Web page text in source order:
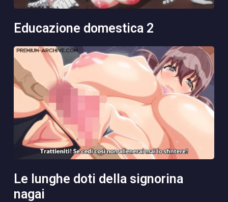
educazione domestica 2
le lunghe doti della signorina
nagai